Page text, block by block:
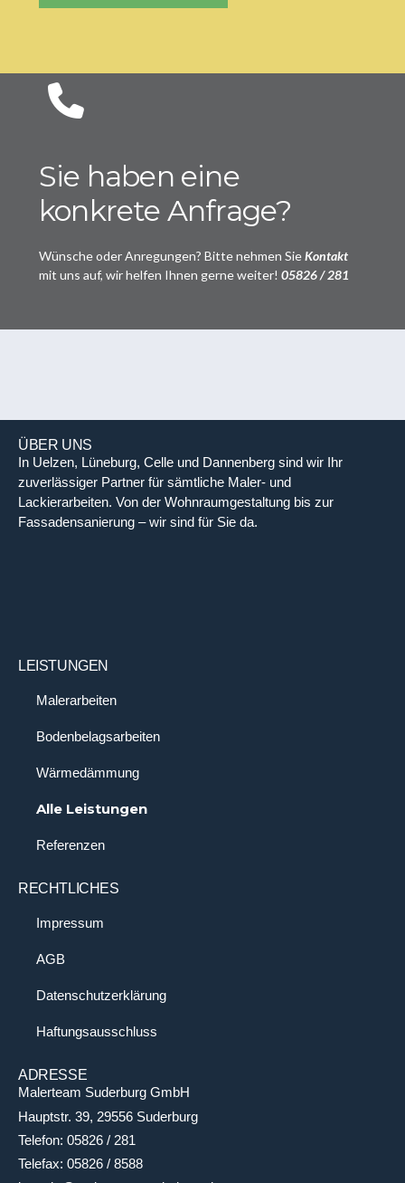
Sie haben eine
konkrete Anfrage?
Wünsche oder Anregungen? Bitte nehmen SieKontakt
mit uns auf, wir helfen Ihnen gerne weiter! 05826 / 281
ÜBER UNS
In Uelzen, Lüneburg, Celle und Dannenberg sind wir Ihr
zuverlässiger Partner für sämtliche Maler- und
Lackierarbeiten. Von der Wohnraumgestaltung bis zur
Fassadensanierung – wir sind für Sie da.
LEISTUNGEN
Malerarbeiten
Bodenbelagsarbeiten
Wärmedämmung
Alle Leistungen
Referenzen
RECHTLICHES
Impressum
AGB
Datenschutzerklärung
Haftungsausschluss
ADRESSE
Malerteam Suderburg GmbH
Hauptstr. 39, 29556 Suderburg
Telefon: 05826 / 281
Telefax: 05826 / 8588